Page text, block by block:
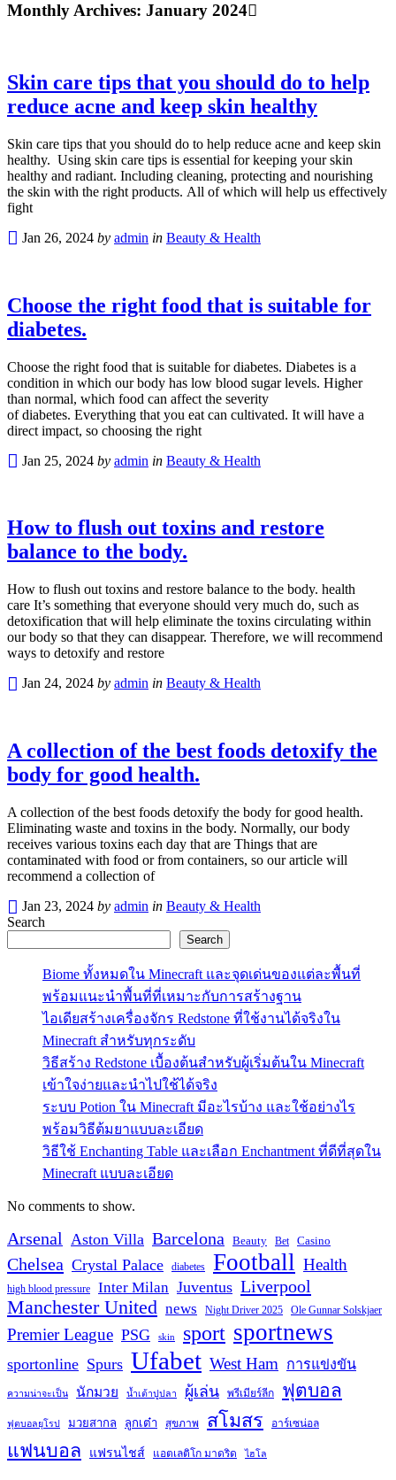
Monthly Archives: January 2024
Skin care tips that you should do to help
reduce acne and keep skin healthy
Skin care tips that you should do to help reduce acne and keep skin
healthy. Using skin care tips is essential for keeping your skin
healthy and radiant. Including cleaning, protecting and nourishing
the skin with the right products. All of which will help us effectively
fight
Jan 26, 2024 by admin in Beauty & Health
Choose the right food that is suitable for
diabetes.
Choose the right food that is suitable for diabetes. Diabetes is a
condition in which our body has low blood sugar levels. Higher
than normal, which food can affect the severity
of diabetes. Everything that you eat can cultivated. It will have a
direct impact, so choosing the right
Jan 25, 2024 by admin in Beauty & Health
How to flush out toxins and restore
balance to the body.
How to flush out toxins and restore balance to the body. health
care It’s something that everyone should very much do, such as
detoxification that will help eliminate the toxins circulating within
our body so that they can disappear. Therefore, we will recommend
ways to detoxify and restore
Jan 24, 2024 by admin in Beauty & Health
A collection of the best foods detoxify the
body for good health.
A collection of the best foods detoxify the body for good health.
Eliminating waste and toxins in the body. Normally, our body
receives various toxins each day that are Things that are
contaminated with food or from containers, so our article will
recommend a collection of
Jan 23, 2024 by admin in Beauty & Health
Search
Search
Biome ทั้งหมดใน Minecraft และจุดเด่นของแต่ละพื้นที่
พร้อมแนะนำพื้นที่ที่เหมาะกับการสร้างฐาน
ไอเดียสร้างเครื่องจักร Redstone ที่ใช้งานได้จริงใน
Minecraft สำหรับทุกระดับ
วิธีสร้าง Redstone เบื้องต้นสำหรับผู้เริ่มต้นใน Minecraft
เข้าใจง่ายและนำไปใช้ได้จริง
ระบบ Potion ใน Minecraft มีอะไรบ้าง และใช้อย่างไร
พร้อมวิธีต้มยาแบบละเอียด
วิธีใช้ Enchanting Table และเลือก Enchantment ที่ดีที่สุดใน
Minecraft แบบละเอียด
No comments to show.
Arsenal Aston Villa Barcelona Beauty Bet Casino
Chelsea Crystal Palace diabetes Football Health
high blood pressure Inter Milan Juventus Liverpool
Manchester United news Night Driver 2025 Ole Gunnar Solskjaer
Premier League PSG skin sport sportnews
sportonline Spurs Ufabet West Ham การแข่งขัน
ความน่าจะเป็น นักมวย น้ำเต้าปูปลา ผู้เล่น พรีเมียร์ลีก ฟุตบอล
ฟุตบอลยุโรป มวยสากล ลูกเต๋า สุขภาพ สโมสร อาร์เซน่อล
แฟนบอล แฟรนไชส์ แอตเลติโก มาดริด ไฮโล